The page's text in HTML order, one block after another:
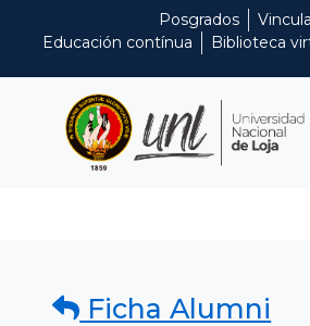
Posgrados
Educación contínua
Biblioteca
Ficha Alumni